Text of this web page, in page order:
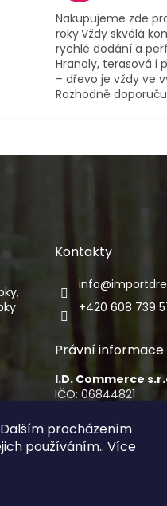
procházením
používáním.. Více
Nakupujeme zde
roky.Vždy skvělá
rychlé dodání a
Hranoly, terasová i
– dřevo je vždy ve
Rozhodně
Kontakty
info@
+420 608 739
Právní informace
I.D. Commerce
IČO: 06844821
Sídlo:
Na Folimance 2155/
00 Praha